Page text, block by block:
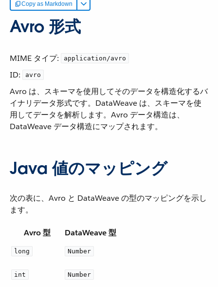
Copy as Markdown
Avro 形式
MIME タイプ: application/avro
ID: avro
Avro は、スキーマを使用してそのデータを構造化するバ
イナリデータ形式です。DataWeave は、スキーマを使
用してデータを解析します。Avro データ構造は、
DataWeave データ構造にマップされます。
Java 値のマッピング
次の表に、Avro と DataWeave の型のマッピングを示し
ます。
Avro 型 DataWeave 型
long Number
int Number